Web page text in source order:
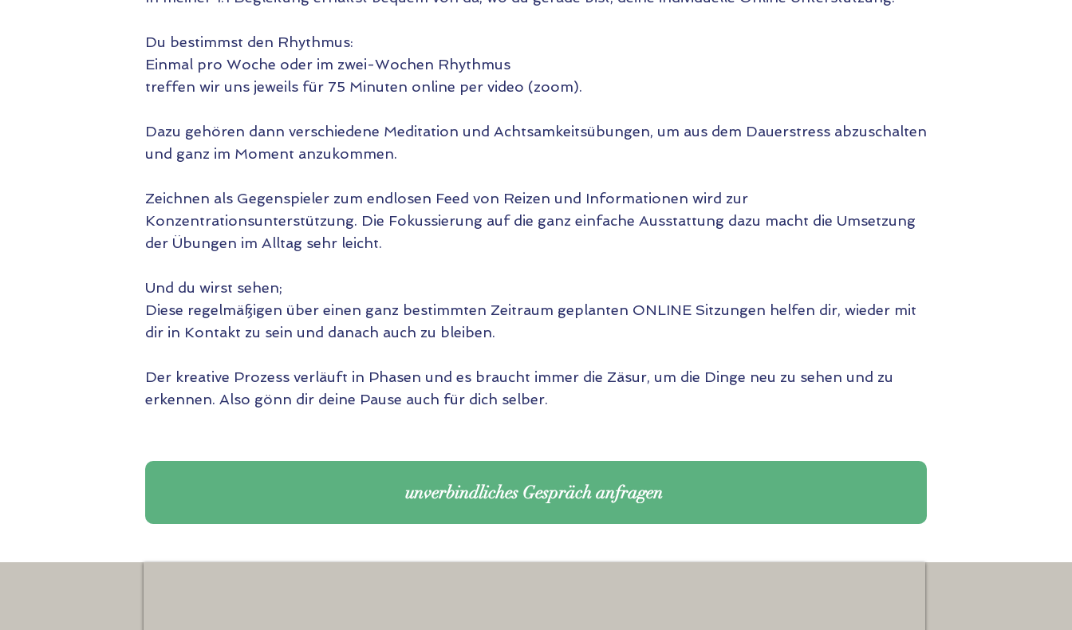
Du bestimmst den Rhythmus:
Einmal pro Woche oder im zwei-Wochen Rhythmus
treffen wir uns jeweils für 75 Minuten online per video (zoom).
Dazu gehören dann verschiedene Meditation und Achtsamkeitsübungen, um aus dem Dauerstress abzuschalten
und ganz im Moment anzukommen.
Zeichnen als Gegenspieler zum endlosen Feed von Reizen und Informationen wird zur
Konzentrationsunterstützung. Die Fokussierung auf die ganz einfache Ausstattung dazu macht die Umsetzung
der Übungen im Alltag sehr leicht.
Und du wirst sehen;
Diese regelmäßigen über einen ganz bestimmten Zeitraum geplanten ONLINE Sitzungen helfen dir, wieder mit
dir in Kontakt zu sein und danach auch zu bleiben.
Der kreative Prozess verläuft in Phasen und es braucht immer die Zäsur, um die Dinge neu zu sehen und zu
erkennen. Also gönn dir deine Pause auch für dich selber.
unverbindliches Gespräch anfragen